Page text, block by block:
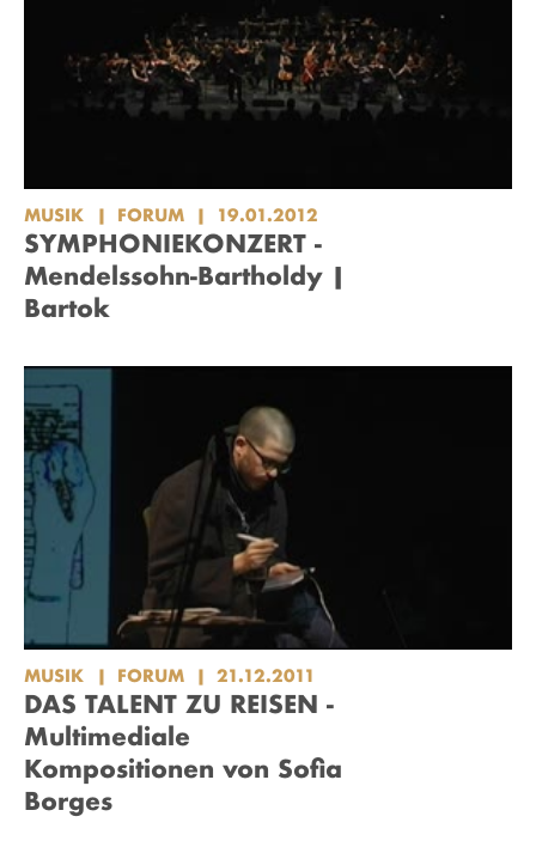
MUSIK FORUM 19.01.2012
SYMPHONIEKONZERT -
Mendelssohn-Bartholdy |
Bartok
MUSIK FORUM 21.12.2011
DAS TALENT ZU REISEN -
Multimediale
Kompositionen von Sofia
Borges